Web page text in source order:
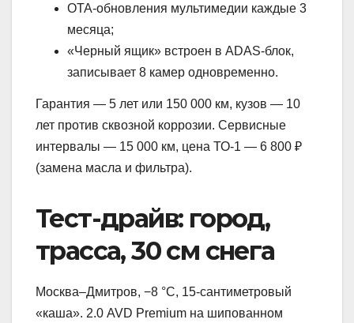
OTA-обновления мультимедии каждые 3
месяца;
«Черный ящик» встроен в ADAS-блок,
записывает 8 камер одновременно.
Гарантия — 5 лет или 150 000 км, кузов — 10
лет против сквозной коррозии. Сервисные
интервалы — 15 000 км, цена ТО-1 — 6 800 ₽
(замена масла и фильтра).
Тест-драйв: город,
трасса, 30 см снега
Москва–Дмитров, −8 °C, 15-сантиметровый
«каша». 2.0 AVD Premium на шипованном